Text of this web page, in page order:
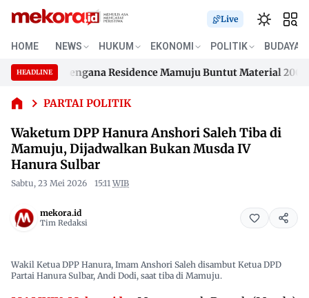
Live
HOME NEWS HUKUM EKONOMI POLITIK BUDAYA
HEADLINE
Samusengana Residence Mamuju Buntut Material 200 Juta
Samusengana Residence Mamuju Buntut Material 200 Juta
PARTAI POLITIK
DPP Hanura
Anshori
Saleh Tiba di
Dijadwalkan
Bukan
Musda IV
Hanura
Sulbar
Waketum DPP Hanura Anshori Saleh Tiba di
Mamuju, Dijadwalkan Bukan Musda IV
Hanura Sulbar
Sabtu, 23 Mei 2026 15:11 WIB
mekora.id
Tim Redaksi
Wakil Ketua DPP Hanura, Imam Anshori Saleh disambut Ketua DPD
Partai Hanura Sulbar, Andi Dodi, saat tiba di Mamuju.